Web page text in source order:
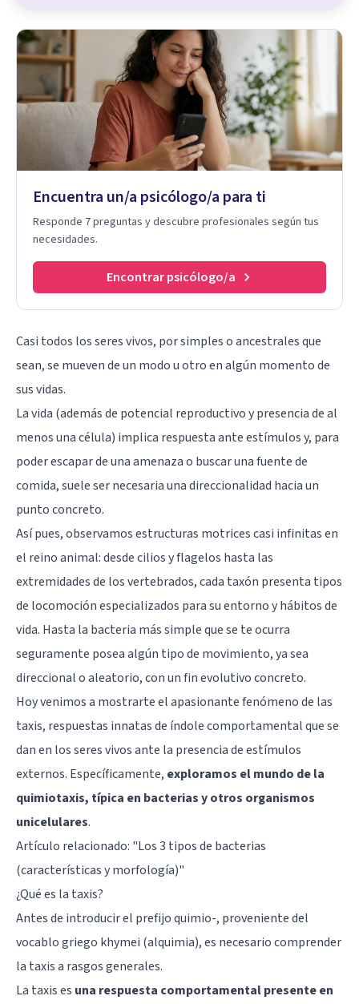
Encuentra un/a psicólogo/a para ti
Responde 7 preguntas y descubre profesionales según tus
necesidades.
Encontrar psicólogo/a
Casi todos los seres vivos, por simples o ancestrales que
sean, se mueven de un modo u otro en algún momento de
sus vidas.
La vida (además de potencial reproductivo y presencia de al
menos una célula) implica respuesta ante estímulos y, para
poder escapar de una amenaza o buscar una fuente de
comida, suele ser necesaria una direccionalidad hacia un
punto concreto.
Así pues, observamos estructuras motrices casi infinitas en
el reino animal: desde cilios y flagelos hasta las
extremidades de los vertebrados, cada taxón presenta tipos
de locomoción especializados para su entorno y hábitos de
vida. Hasta la bacteria más simple que se te ocurra
seguramente posea algún tipo de movimiento, ya sea
direccional o aleatorio, con un fin evolutivo concreto.
Hoy venimos a mostrarte el apasionante fenómeno de las
taxis, respuestas innatas de índole comportamental que se
dan en los seres vivos ante la presencia de estímulos
externos. Específicamente, exploramos el mundo de la
quimiotaxis, típica en bacterias y otros organismos
unicelulares.
Artículo relacionado: "Los 3 tipos de bacterias
(características y morfología)"
¿Qué es la taxis?
Antes de introducir el prefijo quimio-, proveniente del
vocablo griego khymei (alquimia), es necesario comprender
la taxis a rasgos generales.
La taxis es una respuesta comportamental presente en